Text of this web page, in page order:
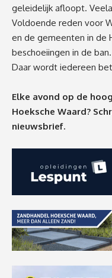
geleidelijk afloopt.
Voldoende reden voor
en de gemeenten in de
beschoeiingen in de
Daar wordt iedereen
Elke avond op de
Hoeksche Waard?
nieuwsbrief.